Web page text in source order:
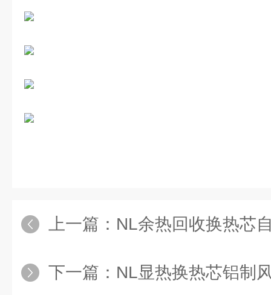
上一篇： NL余热回收换热芯
下一篇： NL显热换热芯铝制